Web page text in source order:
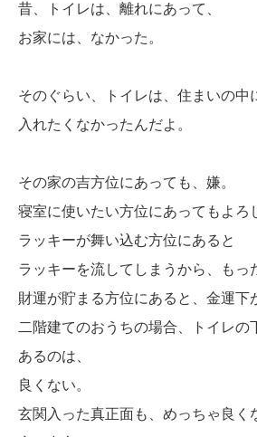
昔、トイレは、離れにあって、
お家には、なかった。
そのぐらい、トイレは、住まいの中
入れたくなかったんだよ。
その家の吉方位にあっても、嫌。
寝室に使いたい方位にあってもよろ
ラッキーが舞い込む方位にあると
ラッキーを流してしまうから、もっ
財運が貯まる方位にあると、金運下
二階建てのおうちの場合、トイレの
あるのは、
良くない。
玄関入った真正面も、めっちゃ良く